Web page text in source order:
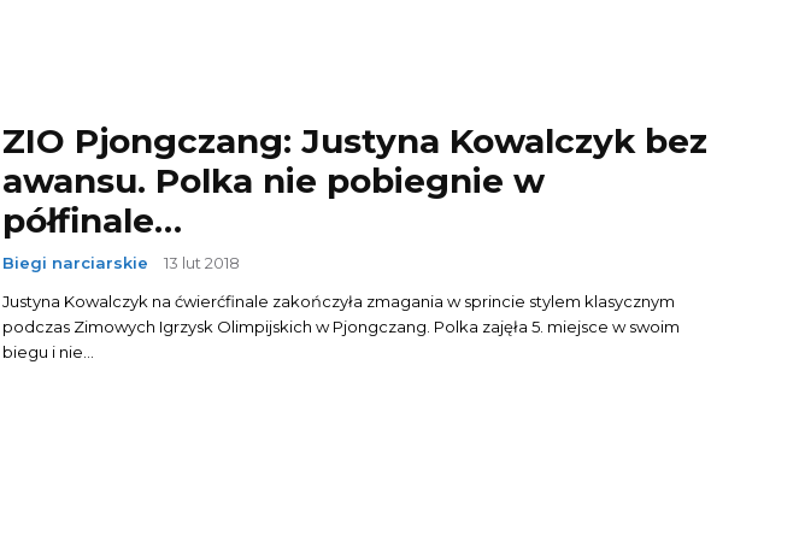
ZIO Pjongczang: Justyna Kowalczyk bez
awansu. Polka nie pobiegnie w
półfinale…
Biegi narciarskie
13 lut 2018
Justyna Kowalczyk na ćwierćfinale zakończyła zmagania w sprincie stylem klasycznym
podczas Zimowych Igrzysk Olimpijskich w Pjongczang. Polka zajęła 5. miejsce w swoim
biegu i nie...